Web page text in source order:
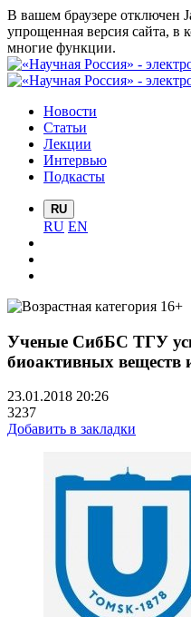
В вашем браузере отключен
упрощенная версия сайта, в
многие функции.
Новости
Статьи
Лекции
Интервью
Подкасты
RU
RU EN
Ученые СибБС ТГУ
биоактивных веществ
23.01.2018 20:26
3237
Добавить в закладки